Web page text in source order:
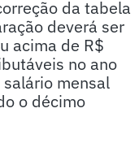
da tabela
deverá ser
acima de R$
no ano
mensal
o décimo